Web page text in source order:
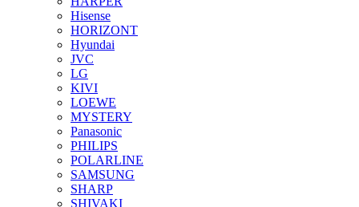
Hisense
HORIZONT
Hyundai
JVC
LG
KIVI
LOEWE
MYSTERY
Panasonic
PHILIPS
POLARLINE
SAMSUNG
SHARP
SHIVAKI